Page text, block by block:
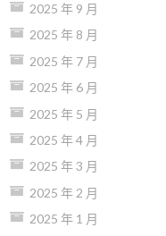
2025 年 9 月
2025 年 8 月
2025 年 7 月
2025 年 6 月
2025 年 5 月
2025 年 4 月
2025 年 3 月
2025 年 2 月
2025 年 1 月